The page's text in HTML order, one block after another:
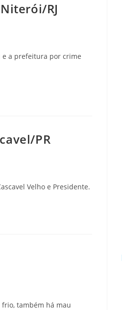
RJ
e a prefeitura por crime
PR
Velho e Presidente.
também há mau